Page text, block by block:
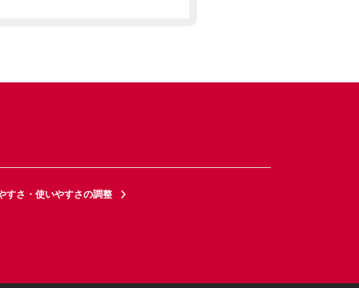
すさ・使いやすさの調整